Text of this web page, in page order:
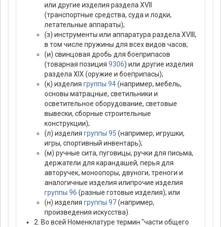
или другие изделия раздела XVII
(транспортные средства, суда и лодки,
летательные аппараты);
(з) инструменты или аппаратура раздела XVIII,
в том числе пружины для всех видов часов;
(и) свинцовая дробь для боеприпасов
(товарная позиция 9306) или другие изделия
раздела XIX (оружие и боеприпасы);
(к) изделия группы 94(например, мебель,
основы матрацные, светильники и
осветительное оборудование, световые
вывески, сборные строительные
конструкции);
(л) изделия группы 95 (например, игрушки,
игры, спортивный инвентарь);
(м) ручные сита, пуговицы, ручки для письма,
держатели для карандашей, перья для
авторучек, моноопоры, двуноги, треноги и
аналогичные изделия илипрочие изделия
группы 96 (разные готовые изделия); или
(н) изделия группы 97(например,
произведения искусства).
2. Во всей Номенклатуре термин "части общего